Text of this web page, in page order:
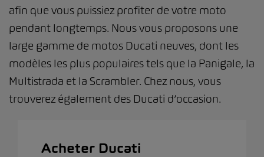
afin que vous puissiez profiter de votre moto
pendant longtemps. Nous vous proposons une
large gamme de motos Ducati neuves, dont les
modèles les plus populaires tels que la Panigale, la
Multistrada et la Scrambler. Chez nous, vous
trouverez également des Ducati d’occasion.
Acheter Ducati